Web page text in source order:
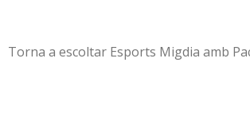
Torna a escoltar Esports Migdia amb